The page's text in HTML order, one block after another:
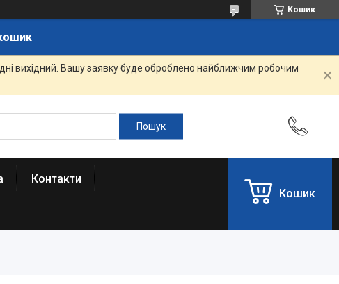
Кошик
вихідний. Вашу заявку буде оброблено найближчим робочим
Контакти
Кошик